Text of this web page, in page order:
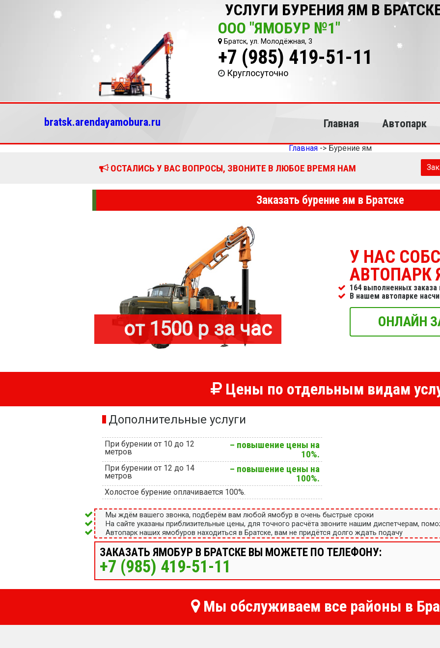
УСЛУГИ БУРЕНИЯ ЯМ В
ООО "ЯМОБУР №1"
Братск, ул. Молодёжная, 3
+7 (985) 419-51-11
Круглосуточно
bratsk.arendayamobura.ru Главная Автопарк
Главная-> Бурение ям
ОСТАЛИСЬ У ВАС ВОПРОСЫ, ЗВОНИТЕ В ЛЮБОЕ ВРЕМЯ НАМ
Заказать бурение ям в Братске
от 1500 р за час
У НАС
АВТОПАРК
164 выполненных заказа
В нашем автопарке
ОНЛАЙН
Цены по отдельным видам
Дополнительные услуги
При бурении от 10 до 12
метров
– повышение цены на
10%.
При бурении от 12 до 14
метров
– повышение цены на
100%.
Холостое бурение оплачивается 100%.
Мы ждём вашего звонка, подберём вам любой ямобур в очень быстрые сроки
На сайте указаны приблизительные цены, для точного расчёта звоните нашим диспетчерам,
Автопарк наших ямобуров находиться в Братске, вам не придётся долго ждать подачу
ЗАКАЗАТЬ ЯМОБУР В БРАТСКЕ ВЫ МОЖЕТЕ ПО ТЕЛЕФОНУ:
+7 (985) 419-51-11
Мы обслуживаем все районы в